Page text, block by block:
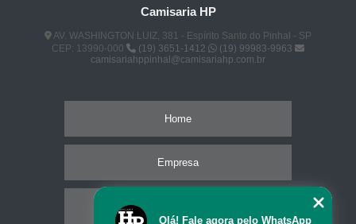
Camisaria HP
AV. WASHINGTON LUIZ, 381 - Espírito Santo do Pinhal - SP
CEP: 13990-000
(19) 3651-1412
(19) 99983-9963
camisariahppinhal@camisariahp.com.br
Home
Empresa
Olá! Fale agora pelo WhatsApp